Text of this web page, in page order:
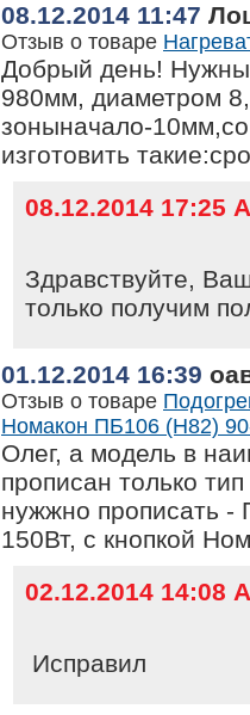
08.12.2014 11:47
Отзыв о товаре
Добрый день!
980мм, диаметром
зоныначало-
изготовить
08.12.2014 17:25
Здравствуйте,
только получим
01.12.2014 16:39
Отзыв о товаре
Номакон ПБ106 (Н82)
Олег, а модель в
прописан только
нужжно прописать -
150Вт, с кнопкой
02.12.2014 14:08
Исправил